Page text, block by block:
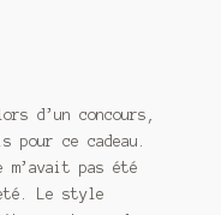
d’un concours,
pour ce cadeau.
m’avait pas été
Le style